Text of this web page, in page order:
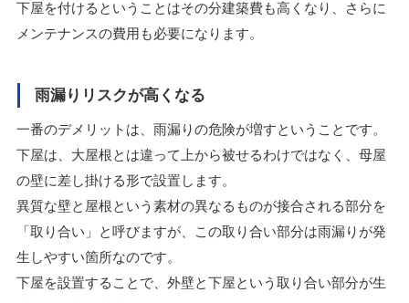
下屋を付けるということはその分建築費も高くなり、さらに
メンテナンスの費用も必要になります。
雨漏りリスクが高くなる
一番のデメリットは、雨漏りの危険が増すということです。
下屋は、大屋根とは違って上から被せるわけではなく、母屋
の壁に差し掛ける形で設置します。
異質な壁と屋根という素材の異なるものが接合される部分を
「取り合い」と呼びますが、この取り合い部分は雨漏りが発
生しやすい箇所なのです。
下屋を設置することで、外壁と下屋という取り合い部分が生